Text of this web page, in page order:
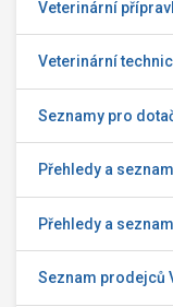
Veterinární
Veterinární
Seznamy pro
Přehledy a
Přehledy a
Seznam prodejců